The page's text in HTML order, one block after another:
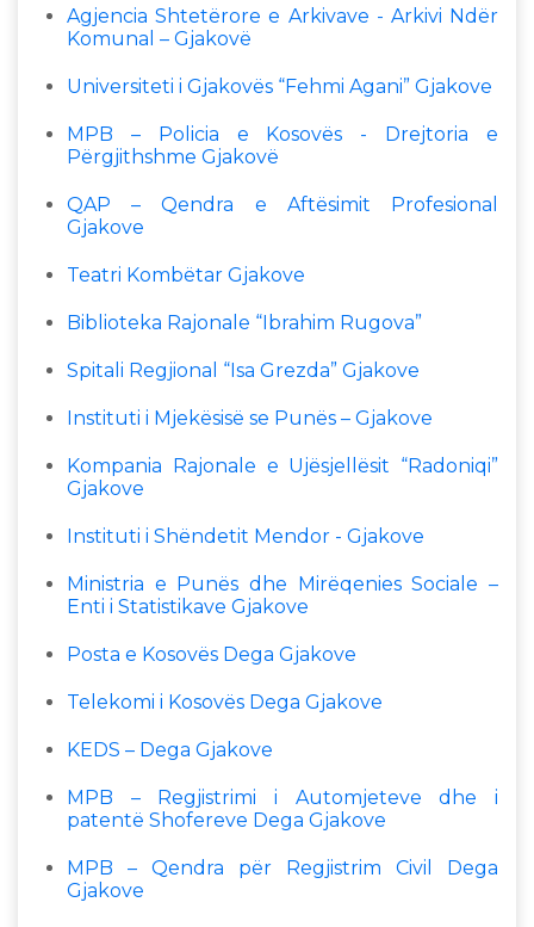
Agjencia Shtetërore e Arkivave - Arkivi Ndër
Komunal – Gjakovë
Universiteti i Gjakovës “Fehmi Agani” Gjakove
MPB – Policia e Kosovës - Drejtoria e
Përgjithshme Gjakovë
QAP – Qendra e Aftësimit Profesional
Gjakove
Teatri Kombëtar Gjakove
Biblioteka Rajonale “Ibrahim Rugova”
Spitali Regjional “Isa Grezda” Gjakove
Instituti i Mjekësisë se Punës – Gjakove
Kompania Rajonale e Ujësjellësit “Radoniqi”
Gjakove
Instituti i Shëndetit Mendor - Gjakove
Ministria e Punës dhe Mirëqenies Sociale –
Enti i Statistikave Gjakove
Posta e Kosovës Dega Gjakove
Telekomi i Kosovës Dega Gjakove
KEDS – Dega Gjakove
MPB – Regjistrimi i Automjeteve dhe i
patentë Shofereve Dega Gjakove
MPB – Qendra për Regjistrim Civil Dega
Gjakove